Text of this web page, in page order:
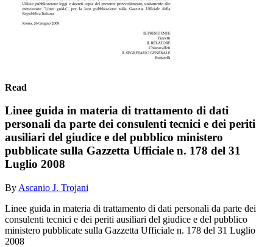
Read
Linee guida in materia di trattamento di dati
personali da parte dei consulenti tecnici e dei periti
ausiliari del giudice e del pubblico ministero
pubblicate sulla Gazzetta Ufficiale n. 178 del 31
Luglio 2008
By Ascanio J. Trojani
Linee guida in materia di trattamento di dati personali da parte dei
consulenti tecnici e dei periti ausiliari del giudice e del pubblico
ministero pubblicate sulla Gazzetta Ufficiale n. 178 del 31 Luglio
2008